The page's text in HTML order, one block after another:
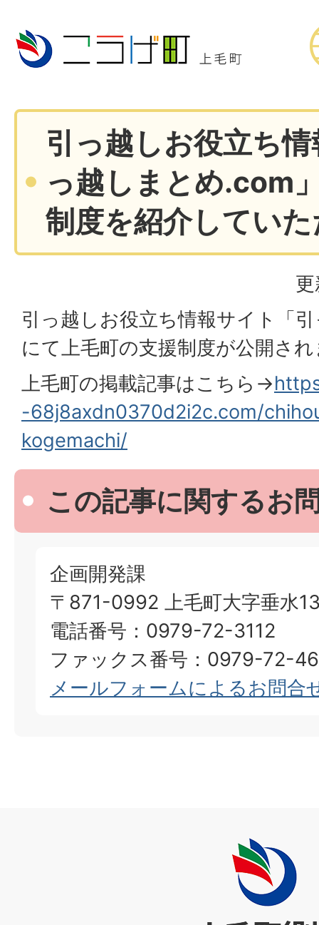
引っ越しお役立ち
っ越しまとめ.com
制度を紹介してい
引っ越しお役立ち情報サイト「
にて上毛町の支援制度が公開さ
上毛町の掲載記事はこちら→
-68j8axdn0370d2i2c.com/
kogemachi/
この記事に関するお
企画開発課
〒871-0992 上毛町大字垂水
電話番号：0979-72-3112
ファックス番号：0979-72-
メールフォームによるお問合